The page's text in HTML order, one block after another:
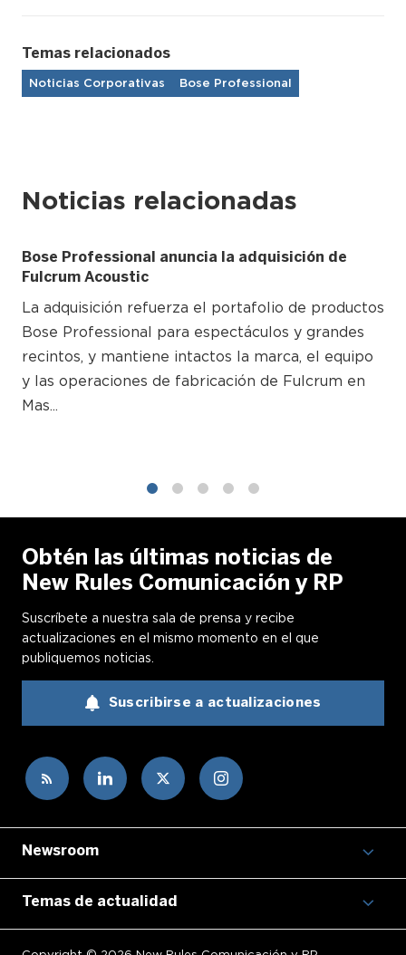
Temas relacionados
Noticias Corporativas Bose Professional
Noticias relacionadas
Bose Professional anuncia la adquisición de
Fulcrum Acoustic
La adquisición refuerza el portafolio de productos
Bose Professional para espectáculos y grandes
recintos, y mantiene intactos la marca, el equipo
y las operaciones de fabricación de Fulcrum en
Mas...
Obtén las últimas noticias de
New Rules Comunicación y RP
Suscríbete a nuestra sala de prensa y recibe
actualizaciones en el mismo momento en el que
publiquemos noticias.
Suscribirse a actualizaciones
Newsroom
Temas de actualidad